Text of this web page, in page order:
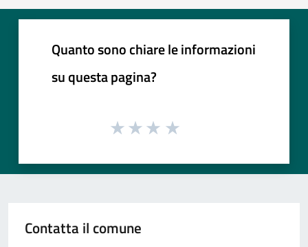
Quanto sono chiare le informazioni
su questa pagina?
Contatta il comune